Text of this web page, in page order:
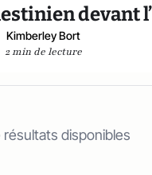
devant
Kimberley Bort
2 min de lecture
résultats disponibles